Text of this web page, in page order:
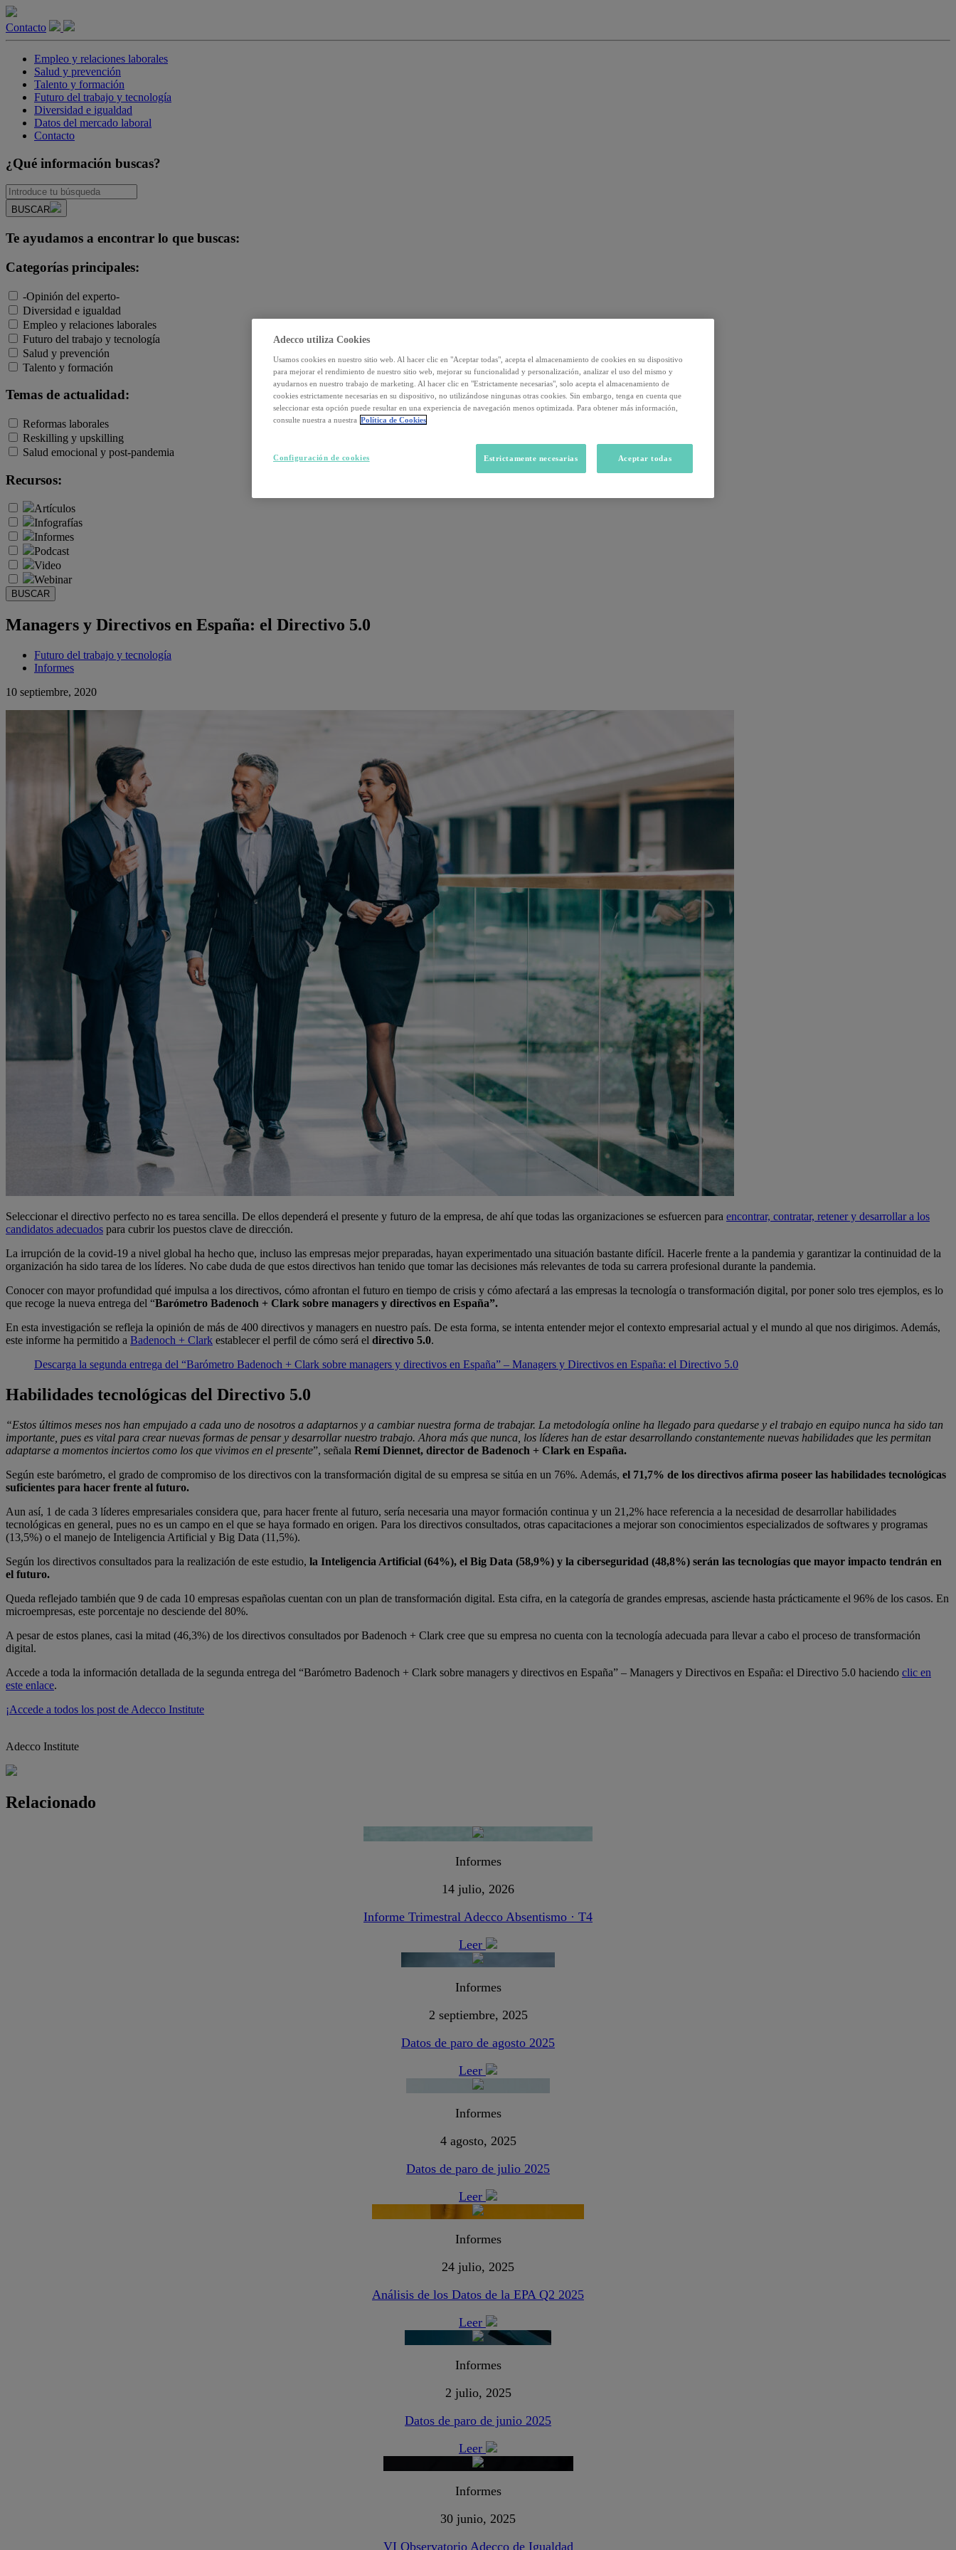
Contacto
Empleo y relaciones laborales
Salud y prevención
Talento y formación
Futuro del trabajo y tecnología
Diversidad e igualdad
Datos del mercado laboral
Contacto
¿Qué información buscas?
BUSCAR
Te ayudamos a encontrar lo que buscas:
Categorías principales:
-Opinión del experto-
Diversidad e igualdad
Empleo y relaciones laborales
Futuro del trabajo y tecnología
Salud y prevención
Talento y formación
Temas de actualidad:
Reformas laborales
Reskilling y upskilling
Salud emocional y post-pandemia
Recursos:
Artículos
Infografías
Informes
Podcast
Video
Webinar
BUSCAR
Managers y Directivos en España: el Directivo 5.0
Futuro del trabajo y tecnología
Informes
10 septiembre, 2020
Seleccionar el directivo perfecto no es tarea sencilla. De ellos dependerá el presente y futuro de la empresa, de ahí que todas las organizaciones se esfuercen para encontrar, contratar, retener y desarrollar a los
candidatos adecuados para cubrir los puestos clave de dirección.
La irrupción de la covid-19 a nivel global ha hecho que, incluso las empresas mejor preparadas, hayan experimentado una situación bastante difícil. Hacerle frente a la pandemia y garantizar la continuidad de la
organización ha sido tarea de los líderes. No cabe duda de que estos directivos han tenido que tomar las decisiones más relevantes de toda su carrera profesional durante la pandemia.
Conocer con mayor profundidad qué impulsa a los directivos, cómo afrontan el futuro en tiempo de crisis y cómo afectará a las empresas la tecnología o transformación digital, por poner solo tres ejemplos, es lo
que recoge la nueva entrega del “Barómetro Badenoch + Clark sobre managers y directivos en España”.
En esta investigación se refleja la opinión de más de 400 directivos y managers en nuestro país. De esta forma, se intenta entender mejor el contexto empresarial actual y el mundo al que nos dirigimos. Además,
este informe ha permitido a Badenoch + Clark establecer el perfil de cómo será el directivo 5.0.
Descarga la segunda entrega del “Barómetro Badenoch + Clark sobre managers y directivos en España” – Managers y Directivos en España: el Directivo 5.0
Habilidades tecnológicas del Directivo 5.0
“Estos últimos meses nos han empujado a cada uno de nosotros a adaptarnos y a cambiar nuestra forma de trabajar. La metodología online ha llegado para quedarse y el trabajo en equipo nunca ha sido tan
importante, pues es vital para crear nuevas formas de pensar y desarrollar nuestro trabajo. Ahora más que nunca, los líderes han de estar desarrollando constantemente nuevas habilidades que les permitan
adaptarse a momentos inciertos como los que vivimos en el presente”, señala Remí Diennet, director de Badenoch + Clark en España.
Según este barómetro, el grado de compromiso de los directivos con la transformación digital de su empresa se sitúa en un 76%. Además, el 71,7% de los directivos afirma poseer las habilidades tecnológicas
suficientes para hacer frente al futuro.
Aun así, 1 de cada 3 líderes empresariales considera que, para hacer frente al futuro, sería necesaria una mayor formación continua y un 21,2% hace referencia a la necesidad de desarrollar habilidades
tecnológicas en general, pues no es un campo en el que se haya formado en origen. Para los directivos consultados, otras capacitaciones a mejorar son conocimientos especializados de softwares y programas
(13,5%) o el manejo de Inteligencia Artificial y Big Data (11,5%).
Según los directivos consultados para la realización de este estudio, la Inteligencia Artificial (64%), el Big Data (58,9%) y la ciberseguridad (48,8%) serán las tecnologías que mayor impacto tendrán en
el futuro.
Queda reflejado también que 9 de cada 10 empresas españolas cuentan con un plan de transformación digital. Esta cifra, en la categoría de grandes empresas, asciende hasta prácticamente el 96% de los casos. En
microempresas, este porcentaje no desciende del 80%.
A pesar de estos planes, casi la mitad (46,3%) de los directivos consultados por Badenoch + Clark cree que su empresa no cuenta con la tecnología adecuada para llevar a cabo el proceso de transformación
digital.
Accede a toda la información detallada de la segunda entrega del “Barómetro Badenoch + Clark sobre managers y directivos en España” – Managers y Directivos en España: el Directivo 5.0 haciendo clic en
este enlace.
¡Accede a todos los post de Adecco Institute
Adecco Institute
Relacionado
Informes
14 julio, 2026
Informe Trimestral Adecco Absentismo · T4
Leer
Informes
2 septiembre, 2025
Datos de paro de agosto 2025
Leer
Informes
4 agosto, 2025
Datos de paro de julio 2025
Leer
Informes
24 julio, 2025
Análisis de los Datos de la EPA Q2 2025
Leer
Informes
2 julio, 2025
Datos de paro de junio 2025
Leer
Informes
30 junio, 2025
VI Observatorio Adecco de Igualdad
Adecco utiliza Cookies
Usamos cookies en nuestro sitio web. Al hacer clic en "Aceptar todas", acepta el almacenamiento de cookies en su dispositivo
para mejorar el rendimiento de nuestro sitio web, mejorar su funcionalidad y personalización, analizar el uso del mismo y
ayudarnos en nuestro trabajo de marketing. Al hacer clic en "Estrictamente necesarias", solo acepta el almacenamiento de
cookies estrictamente necesarias en su dispositivo, no utilizándose ningunas otras cookies. Sin embargo, tenga en cuenta que
seleccionar esta opción puede resultar en una experiencia de navegación menos optimizada. Para obtener más información,
consulte nuestra a nuestra Política de Cookies
Estrictamente necesarias Aceptar todas
Configuración de cookies